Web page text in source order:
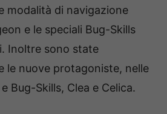
modalità di navigazione
e le speciali Bug-Skills
Inoltre sono state
le nuove protagoniste, nelle
Bug-Skills, Clea e Celica.